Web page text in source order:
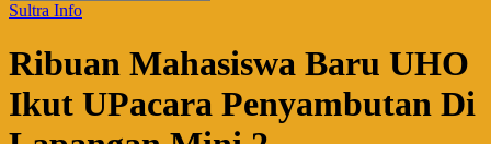
Sultra Info
Ribuan Mahasiswa Baru UHO
Ikut UPacara Penyambutan Di